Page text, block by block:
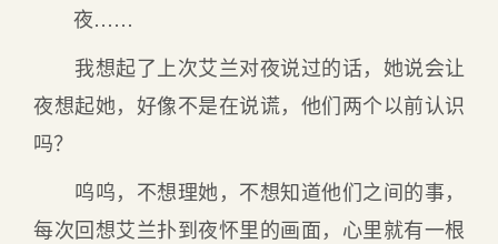
夜……
我想起了上次艾兰对夜说过的话，她说会让
夜想起她，好像不是在说谎，他们两个以前认识
吗？
呜呜，不想理她，不想知道他们之间的事，
每次回想艾兰扑到夜怀里的画面，心里就有一根